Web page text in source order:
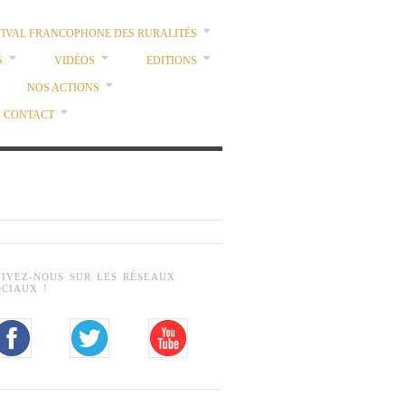
FRANCOPHONE DES RURALITÉS
VIDÉOS EDITIONS
NOS ACTIONS
CONTACT
NOUS SUR LES RÉSEAUX
!